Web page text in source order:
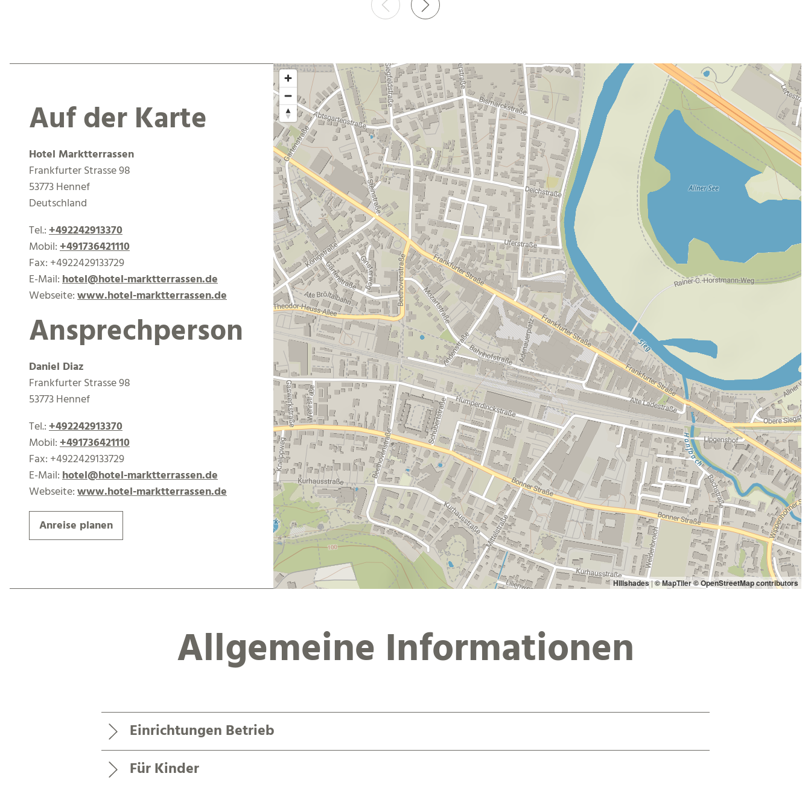
Auf der Karte
Hotel Marktterrassen
Frankfurter Strasse 98
53773 Hennef
Deutschland
Tel.:+492242913370
Mobil:+491736421110
Fax: +4922429133729
E-Mail:hotel@hotel-marktterrassen.de
Webseite:www.hotel-marktterrassen.de
Ansprechperson
Daniel Diaz
Frankfurter Strasse 98
53773 Hennef
Tel.:+492242913370
Mobil:+491736421110
Fax: +4922429133729
E-Mail:hotel@hotel-marktterrassen.de
Webseite:www.hotel-marktterrassen.de
Anreise planen
Hillshades|© MapTiler© OpenStreetMap contributors
Allgemeine Informationen
Einrichtungen Betrieb
Für Kinder